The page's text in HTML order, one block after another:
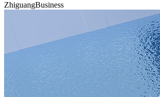
ZhiguangBusiness